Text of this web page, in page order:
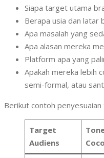
Siapa target utama
Berapa usia dan latar
Apa masalah yang
Apa alasan mereka
Platform apa yang
Apakah mereka lebih
semi-formal, atau
Berikut contoh
Target
Audiens